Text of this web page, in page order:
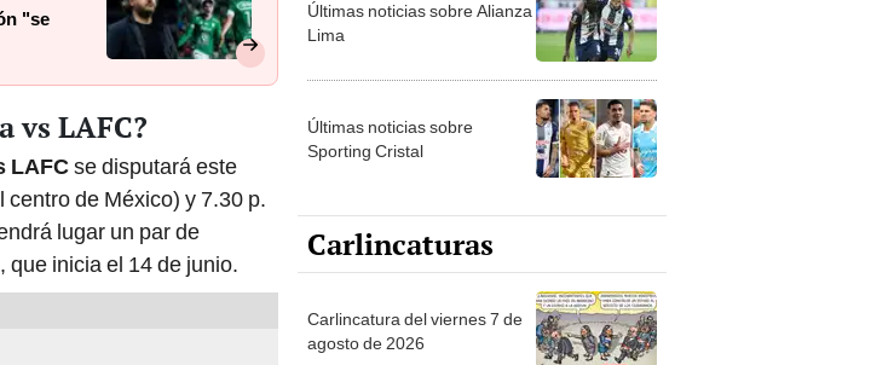
"se
vs LAFC?
LAFCse disputará este
de México) y 7.30 p.
lugar un par de
inicia el 14 de junio.
Últimas noticias sobre Alianza
Lima
Últimas noticias sobre
Sporting Cristal
Carlincaturas
Carlincatura del viernes 7 de
agosto de 2026